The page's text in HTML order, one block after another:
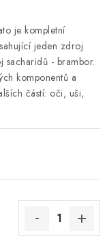
je kompletní
jeden zdroj
sacharidů - brambor.
komponentů a
částí: oči, uši,